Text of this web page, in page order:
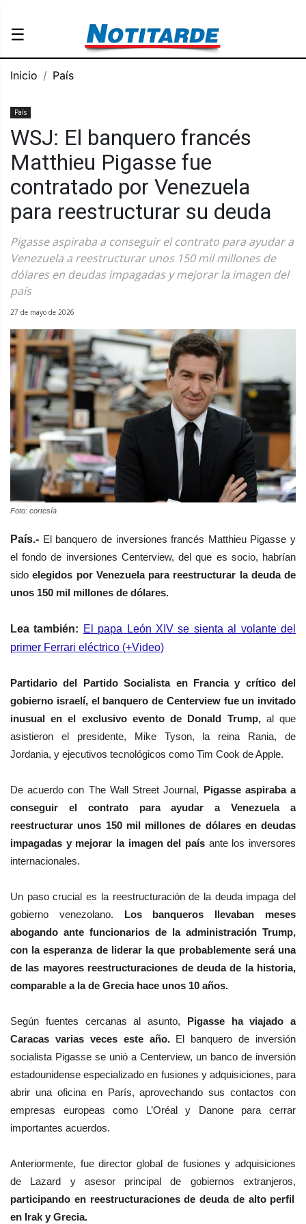
☰
Inicio País
País
WSJ: El banquero francés
Matthieu Pigasse fue
contratado por Venezuela
para reestructurar su deuda
Pigasse aspiraba a conseguir el contrato para ayudar a
Venezuela a reestructurar unos 150 mil millones de
dólares en deudas impagadas y mejorar la imagen del
país
27 de mayo de 2026
Foto: cortesía
País.- El banquero de inversiones francés Matthieu Pigasse y
el fondo de inversiones Centerview, del que es socio, habrían
sido elegidos por Venezuela para reestructurar la deuda de
unos 150 mil millones de dólares.
Lea también: El papa León XIV se sienta al volante del
primer Ferrari eléctrico (+Video)
Partidario del Partido Socialista en Francia y crítico del
gobierno israelí, el banquero de Centerview fue un invitado
inusual en el exclusivo evento de Donald Trump,al que
asistieron el presidente, Mike Tyson, la reina Rania, de
Jordania, y ejecutivos tecnológicos como Tim Cook de Apple.
De acuerdo con The Wall Street Journal, Pigasse aspiraba a
conseguir el contrato para ayudar a Venezuela a
reestructurar unos 150 mil millones de dólares en deudas
impagadas y mejorar la imagen del país ante los inversores
internacionales.
Un paso crucial es la reestructuración de la deuda impaga del
gobierno venezolano. Los banqueros llevaban meses
abogando ante funcionarios de la administración Trump,
con la esperanza de liderar la que probablemente será una
de las mayores reestructuraciones de deuda de la historia,
comparable a la de Grecia hace unos 10 años.
Según fuentes cercanas al asunto, Pigasse ha viajado a
Caracas varias veces este año. El banquero de inversión
socialista Pigasse se unió a Centerview, un banco de inversión
estadounidense especializado en fusiones y adquisiciones, para
abrir una oficina en París, aprovechando sus contactos con
empresas europeas como L’Oréal y Danone para cerrar
importantes acuerdos.
Anteriormente, fue director global de fusiones y adquisiciones
de Lazard y asesor principal de gobiernos extranjeros,
participando en reestructuraciones de deuda de alto perfil
en Irak y Grecia.